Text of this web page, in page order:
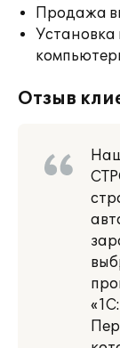
Продажа
Установка
Отзыв